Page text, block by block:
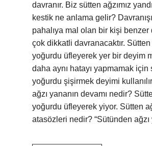
davranır. Biz sütten ağzımız
kestik ne anlama gelir?
pahalıya mal olan bir kişi benzer
çok dikkatli davranacaktır. Sütten
yoğurdu üfleyerek yer bir deyim
daha aynı hatayı yapmamak için
yoğurdu şişirmek deyimi
ağzı yananın devamı nedir?
yoğurdu üfleyerek yiyor. Sütten
atasözleri nedir? “Sütünden